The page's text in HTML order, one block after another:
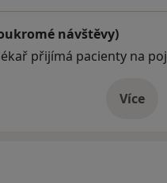
návštěvy)
přijímá pacienty na
Více
o